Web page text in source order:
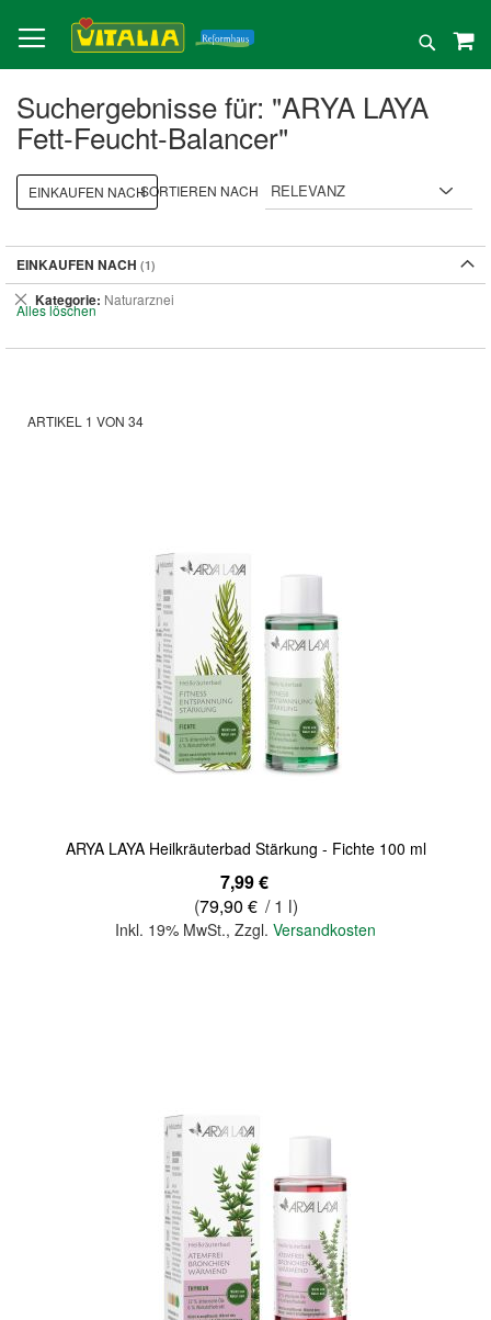
zum
Inhalt
Suche
Suchergebnisse für: "ARYA LAYA
Fett-Feucht-Balancer"
ARTIKEL 1 VON 34
SORTIEREN NACH
ARYA LAYA Heilkräuterbad Stärkung - Fichte 100 ml
7,99 €
(79,90 € / 1 l)
Inkl. 19% MwSt., Zzgl. Versandkosten
EINKAUFEN NACH
EINKAUFEN NACH
Kategorie Naturarznei
Dies
entfernen
Alles löschen